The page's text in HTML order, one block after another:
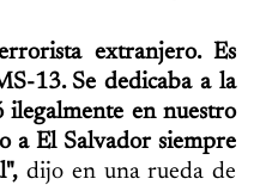
extranjero. Es
13. Se dedicaba a la
ilegalmente en nuestro
a El Salvador siempre
dijo en una rueda de